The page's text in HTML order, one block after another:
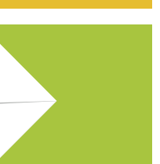
vous avec plus de
contactez-nous par
en ligne.